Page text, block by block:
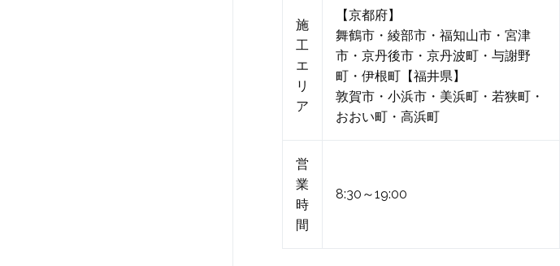
施
工
エ
リ
ア
【京都府】
舞鶴市・綾部市・福知山市・宮津
市・京丹後市・京丹波町・与謝野
町・伊根町【福井県】
敦賀市・小浜市・美浜町・若狭町・
おおい町・高浜町
営
業
時
間
8:30～19:00